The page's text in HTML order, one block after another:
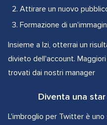
Attirare un nuovo
Formazione di
Insieme a Izi, otterrai un
divieto dell'account.
trovati dai nostri manager
Diventa una
L'imbroglio per Twitter è